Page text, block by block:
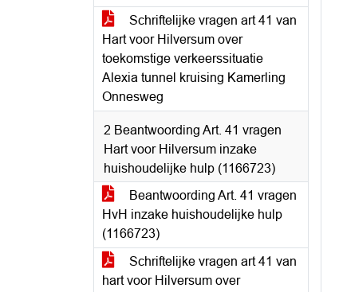
Schriftelijke vragen art 41 van
Hart voor Hilversum over
toekomstige verkeerssituatie
Alexia tunnel kruising Kamerling
Onnesweg
2 Beantwoording Art. 41 vragen
Hart voor Hilversum inzake
huishoudelijke hulp (1166723)
Beantwoording Art. 41 vragen
HvH inzake huishoudelijke hulp
(1166723)
Schriftelijke vragen art 41 van
hart voor Hilversum over